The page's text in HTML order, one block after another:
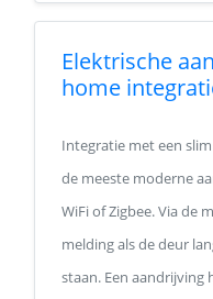
Elektrische
home
Integratie met een
de meeste moderne
WiFi of Zigbee. Via de
melding als de deur
staan. Een aandrijving